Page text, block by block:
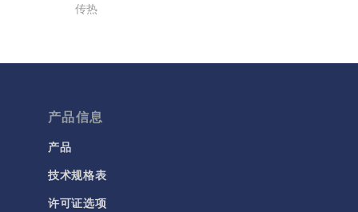
传热
多孔介质流动
流体流动颗粒跟踪
电磁学
RF 与微波工程
产品信息
产品
技术规格表
许可证选项